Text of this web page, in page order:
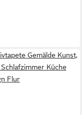
Gemälde Kunst,
Küche
Flur